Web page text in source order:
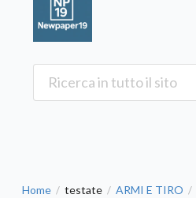
Home / testate / ARMI E TIRO /